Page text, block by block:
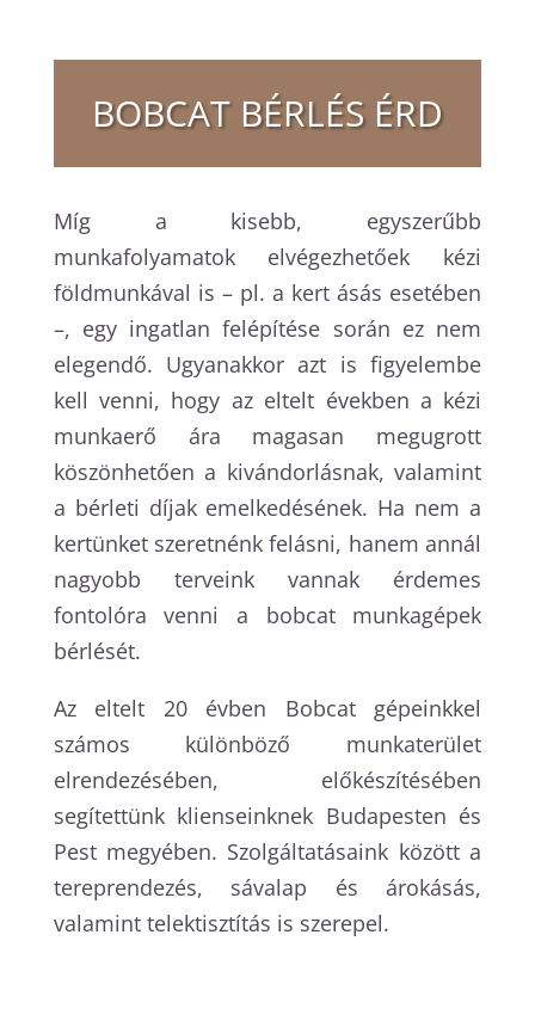
BOBCAT BÉRLÉS ÉRD
Míg a kisebb, egyszerűbb
munkafolyamatok elvégezhetőek kézi
földmunkával is – pl. a kert ásás esetében
–, egy ingatlan felépítése során ez nem
elegendő. Ugyanakkor azt is figyelembe
kell venni, hogy az eltelt években a kézi
munkaerő ára magasan megugrott
köszönhetően a kivándorlásnak, valamint
a bérleti díjak emelkedésének. Ha nem a
kertünket szeretnénk felásni, hanem annál
nagyobb terveink vannak érdemes
fontolóra venni a bobcat munkagépek
bérlését.
Az eltelt 20 évben Bobcat gépeinkkel
számos különböző munkaterület
elrendezésében, előkészítésében
segítettünk klienseinknek Budapesten és
Pest megyében. Szolgáltatásaink között a
tereprendezés, sávalap és árokásás,
valamint telektisztítás is szerepel.